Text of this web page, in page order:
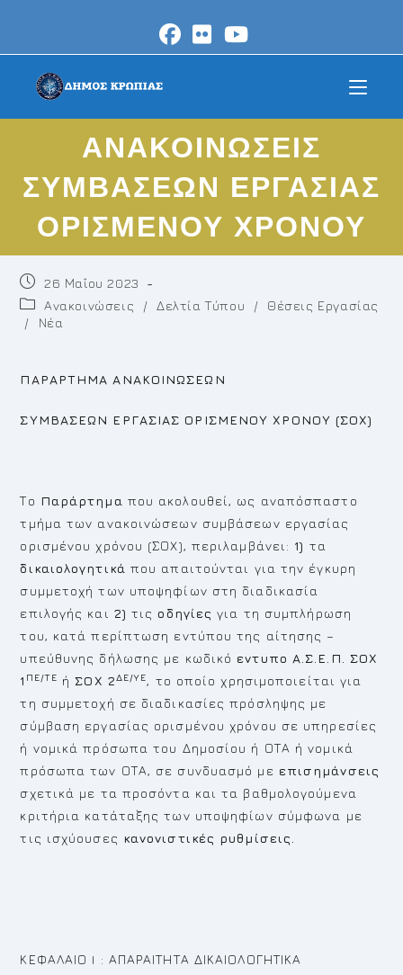
content
ΑΝΑΚΟΙΝΩΣΕΙΣ
ΣΥΜΒΑΣΕΩΝ ΕΡΓΑΣΙΑΣ
ΟΡΙΣΜΕΝΟΥ ΧΡΟΝΟΥ
Post
published:
26 Μαΐου 2023
Post
category:
Ανακοινώσεις / Δελτία Τύπου /
Θέσεις Εργασίας
/
Νέα
ΠΑΡΑΡΤΗΜΑ ΑΝΑΚΟΙΝΩΣΕΩΝ
ΣΥΜΒΑΣΕΩΝ ΕΡΓΑΣΙΑΣ ΟΡΙΣΜΕΝΟΥ ΧΡΟΝΟΥ (ΣΟΧ)
Το Παράρτημα που ακολουθεί, ως αναπόσπαστο
τμήμα των ανακοινώσεων συμβάσεων εργασίας
ορισμένου χρόνου (ΣΟΧ), περιλαμβάνει: 1) τα
δικαιολογητικά που απαιτούνται για την έγκυρη
συμμετοχή των υποψηφίων στη διαδικασία
επιλογής και 2) τιςοδηγίεςγια τη συμπλήρωση
του, κατά περίπτωση εντύπου της αίτησης –
υπεύθυνης δήλωσης με κωδικό εντυπο Α.Σ.Ε.Π.
ΣΟΧ
1 ΠΕ/ΤΕ ήΣΟΧ 2ΔΕ/ΥΕ, το οποίο χρησιμοποιείται για
τη συμμετοχή σε διαδικασίες πρόσληψης με
σύμβαση εργασίας ορισμένου χρόνου σε υπηρεσίες
ή νομικά πρόσωπα του Δημοσίου ή ΟΤΑ ή νομικά
πρόσωπα των ΟΤΑ, σε συνδυασμό με επισημάνσεις
σχετικά με τα προσόντα και τα βαθμολογούμενα
κριτήρια κατάταξης των υποψηφίων σύμφωνα με
τις ισχύουσες κανονιστικές ρυθμίσεις.
ΚΕΦΑΛΑΙΟ I : ΑΠΑΡΑΙΤΗΤΑ ΔΙΚΑΙΟΛΟΓΗΤΙΚΑ